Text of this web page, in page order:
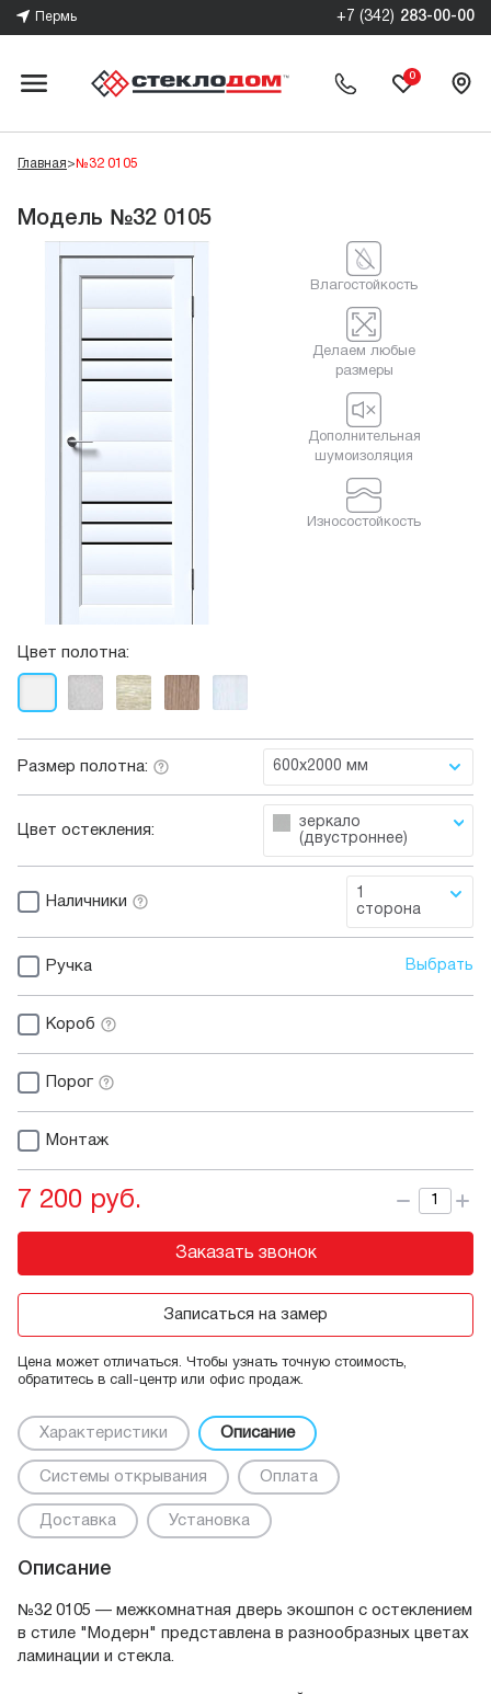
Пермь +7 (342) 283-00-00
0
Главная> №32 0105
Модель №32 0105
Цвет полотна:
Размер полотна: 600x2000 мм
Цвет остекления:
зеркало
(двустроннее)
Наличники
1
сторона
Ручка Выбрать
Короб
Порог
Монтаж
7 200 руб.
Заказать звонок
Записаться на замер
Цена может отличаться. Чтобы узнать точную стоимость,
обратитесь в call-центр или офис продаж.
Влагостойкость
Делаем любые
размеры
Дополнительная
шумоизоляция
Износостойкость
Характеристики Описание
Системы открывания Оплата
Доставка Установка
Описание
№32 0105 — межкомнатная дверь экошпон с остеклением
в стиле "Модерн" представлена в разнообразных цветах
ламинации и стекла.